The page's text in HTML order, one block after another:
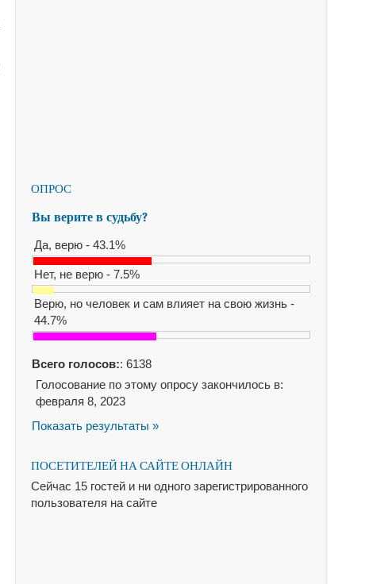
ОПРОС
Вы верите в судьбу?
Да, верю - 43.1%
Нет, не верю - 7.5%
Верю, но человек и сам влияет на свою жизнь -
44.7%
Всего голосов:: 6138
Голосование по этому опросу закончилось в:
февраля 8, 2023
Показать результаты »
ПОСЕТИТЕЛЕЙ НА САЙТЕ ОНЛАЙН
Сейчас 15 гостей и ни одного зарегистрированного
пользователя на сайте